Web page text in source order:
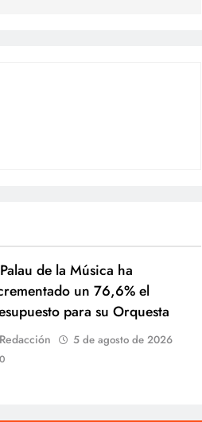
de la Música ha
un 76,6% el
para su Orquesta
Redacción 5 de agosto de 2026
0